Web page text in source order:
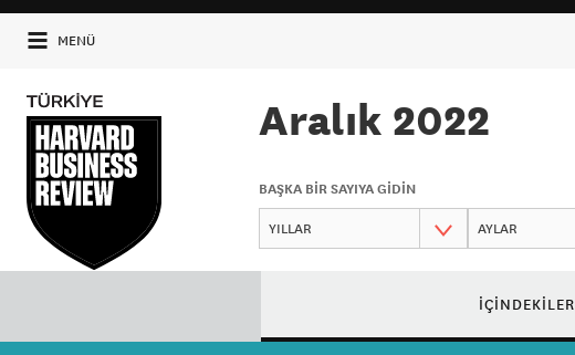
MENÜ
Aralık 2022
BAŞKA BİR SAYIYA GİDİN
İÇİNDEKİLER